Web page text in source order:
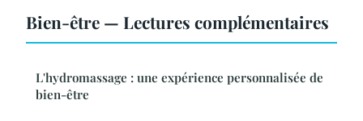
Bien-être — Lectures complémentaires
L'hydromassage : une expérience personnalisée de
bien-être